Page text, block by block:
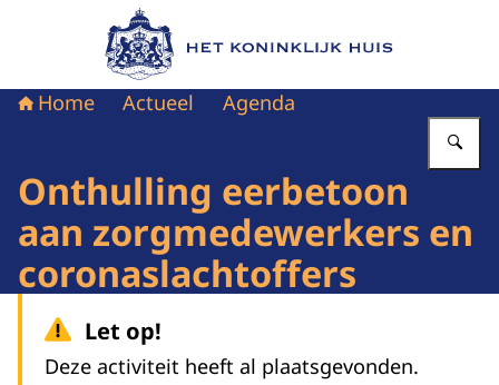
Naar de homepage van Het Koninklijk Huis
Home Actueel Agenda
Onthulling eerbetoon
aan zorgmedewerkers en
coronaslachtoffers
Let op!
Deze activiteit heeft al plaatsgevonden.